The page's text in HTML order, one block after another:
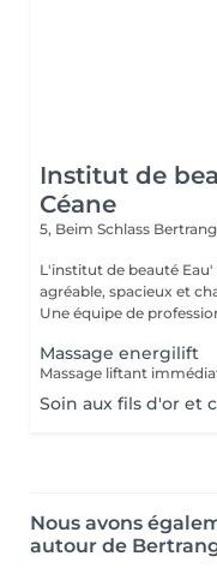
Institut de
Céane
5, Beim Schlass
L'institut de beauté Eau'
agréable, spacieux et
Une équipe de
Massage energilift
Massage liftant
Soin aux fils d'or et
Nous avons
autour de